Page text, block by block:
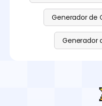
Generador de
Generador